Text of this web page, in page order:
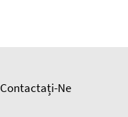
Contactați-Ne